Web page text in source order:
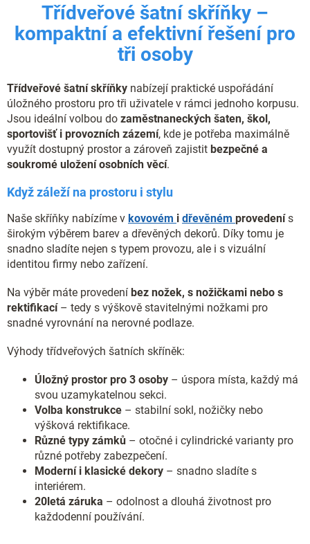
p
r
v
k
y
ý
p
i
s
u
Třídveřové šatní skříňky –
kompaktní a efektivní řešení pro
tři osoby
Třídveřové šatní skříňky nabízejí praktické uspořádání
úložného prostoru pro tři uživatele v rámci jednoho korpusu.
Jsou ideální volbou do zaměstnaneckých šaten, škol,
sportovišť i provozních zázemí, kde je potřeba maximálně
využít dostupný prostor a zároveň zajistit bezpečné a
soukromé uložení osobních věcí.
Když záleží na prostoru i stylu
Naše skříňky nabízíme v kovovém i dřevěném provedenís
širokým výběrem barev a dřevěných dekorů. Díky tomu je
snadno sladíte nejen s typem provozu, ale i s vizuální
identitou firmy nebo zařízení.
Na výběr máte provedení bez nožek, s nožičkami nebo s
rektifikací– tedy s výškově stavitelnými nožkami pro
snadné vyrovnání na nerovné podlaze.
Výhody třídveřových šatních skříněk:
Úložný prostor pro 3 osoby – úspora místa, každý má
svou uzamykatelnou sekci.
Volba konstrukce – stabilní sokl, nožičky nebo
výšková rektifikace.
Různé typy zámků – otočné i cylindrické varianty pro
různé potřeby zabezpečení.
Moderní i klasické dekory – snadno sladíte s
interiérem.
20letá záruka – odolnost a dlouhá životnost pro
každodenní používání.